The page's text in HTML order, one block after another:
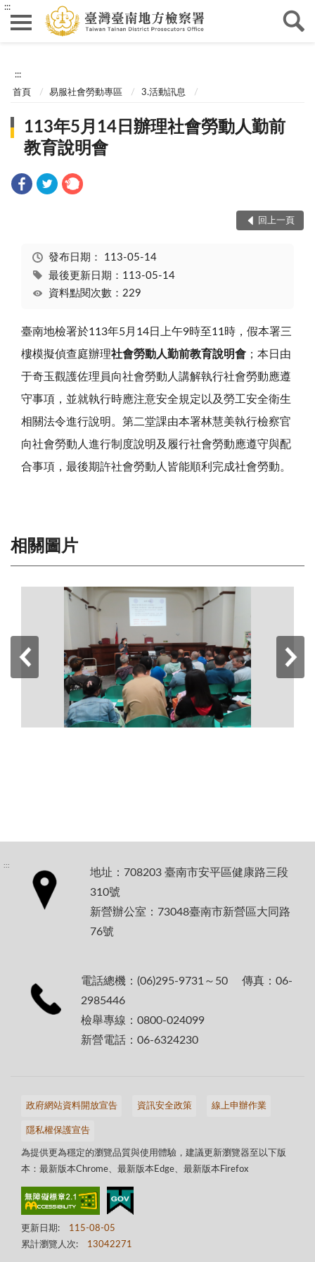
:::
:::
首頁 易服社會勞動專區 3.活動訊息
113年5月14日辦理社會勞動人勤前
教育說明會
回上一頁
發布日期： 113-05-14
最後更新日期：113-05-14
資料點閱次數：229
臺南地檢署於113年5月 14日上午9時至11 時，假本署三
樓模擬偵查庭辦理社會勞動人勤前教育說明會 ；本日由
于奇玉觀護佐理員向社會勞動人講解執行社會勞動應遵
守事項，並就執行時應注意安全規定以及勞工安全衛生
相關法令進行說明。第二堂課由本署林慧美執行檢察官
向社會勞動人進行制度說明及履行社會勞動應遵守與配
合事項，最後期許社會勞動人皆能順利完成社會勞動。
相關圖片
:::
地址：708203 臺南市安平區健康路三段
310號
新營辦公室：73048臺南市新營區大同路
76號
電話總機：(06)295-9731～50 傳真：06-
2985446
檢舉專線：0800-024099
新營電話：06-6324230
政府網站資料開放宣告 資訊安全政策 線上申辦作業
隱私權保護宣告
為提供更為穩定的瀏覽品質與使用體驗，建議更新瀏覽器至以下版
本：最新版本Chrome、最新版本Edge、最新版本Firefox
更新日期:
115-08-05
累計瀏覽人次:
13042271